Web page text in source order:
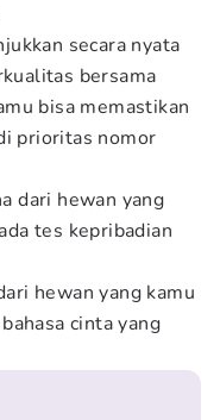
secara nyata
bersama
bisa memastikan
prioritas nomor
dari hewan yang
tes kepribadian
hewan yang kamu
cinta yang